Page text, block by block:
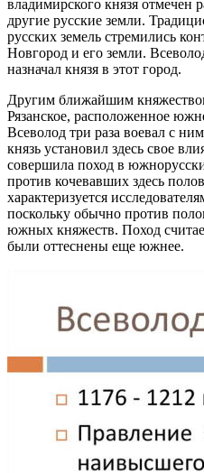
владимирского князя отмечен
другие русские земли.
русских земель стремились
Новгород и его земли.
назначал князя в этот город.
Другим ближайшим
Рязанское, расположенное
Всеволод три раза воевал с
князь установил здесь свое
совершила поход в
против кочевавших здесь
характеризуется
поскольку обычно против
южных княжеств. Поход
были оттеснены еще южнее.